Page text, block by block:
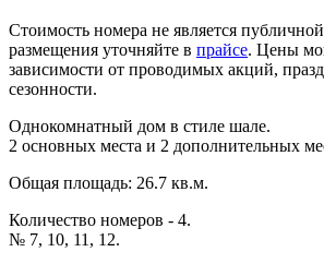
Стоимость номера не является
размещения уточняйте в прайсе. Цены
зависимости от проводимых акций,
сезонности.
Однокомнатный дом в стиле шале.
2 основных места и 2 дополнительных
Общая площадь: 26.7 кв.м.
Количество номеров - 4.
№ 7, 10, 11, 12.